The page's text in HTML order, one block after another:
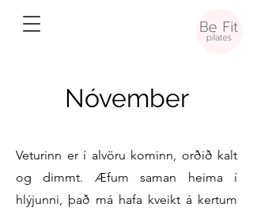
Nóvember
Veturinn er í alvöru kominn, orðið kalt
og dimmt. Æfum saman heima í
hlýjunni, það má hafa kveikt á kertum